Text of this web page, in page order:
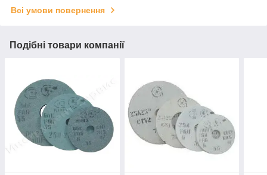
Всі умови повернення
Подібні товари компанії